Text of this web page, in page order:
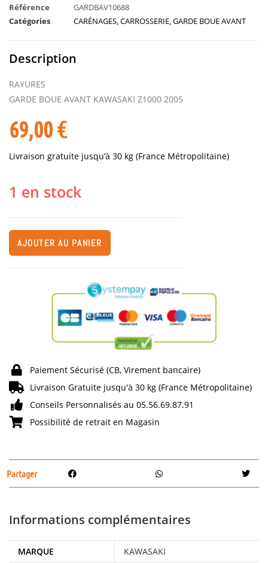
Référence
GARDBAV10688
Catégories
CARÉNAGES CARROSSERIE GARDE BOUE AVANT
Description
RAYURES
GARDE BOUE AVANT KAWASAKI Z1000 2005
69,00€
Livraison gratuite jusqu’à 30 kg (France Métropolitaine)
1 en stock
AJOUTER AU PANIER
Paiement Sécurisé (CB, Virement bancaire)
Livraison Gratuite jusqu'à 30 kg (France Métropolitaine)
Conseils Personnalisés au 05.56.69.87.91
Possibilité de retrait en Magasin
Partager
Informations complémentaires
MARQUE KAWASAKI